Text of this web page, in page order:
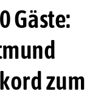
Gäste:
zum